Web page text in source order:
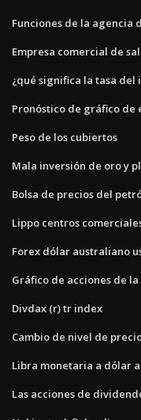
Funciones de la
Empresa comercial de
¿qué significa la tasa del
Pronóstico de gráfico de
Peso de los cubiertos
Mala inversión de oro y
Bolsa de precios del
Lippo centros
Forex dólar australiano
Gráfico de acciones de
Divdax (r) tr index
Cambio de nivel de
Libra monetaria a dólar
Las acciones de